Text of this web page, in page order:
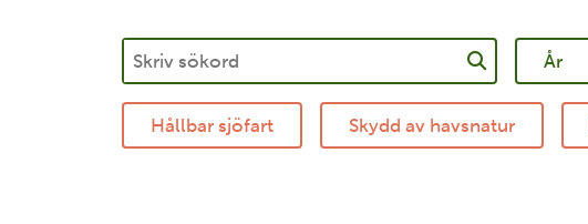
Hållbar sjöfart Skydd av havsnatur